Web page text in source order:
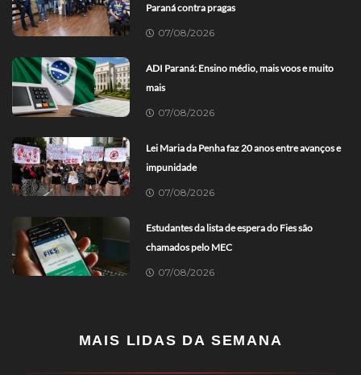
Paraná contra pragas
07/08/2026
ADI Paraná: Ensino médio, mais voos e muito
mais
07/08/2026
Lei Maria da Penha faz 20 anos entre avanços e
impunidade
07/08/2026
Estudantes da lista de espera do Fies são
chamados pelo MEC
07/08/2026
MAIS LIDAS DA SEMANA